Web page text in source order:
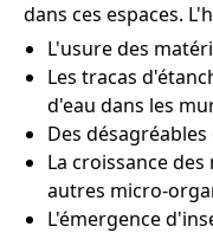
dans ces espaces.
L'usure des
Les tracas
d'eau dans les
Des
La croissance
autres micro-
L'émergence